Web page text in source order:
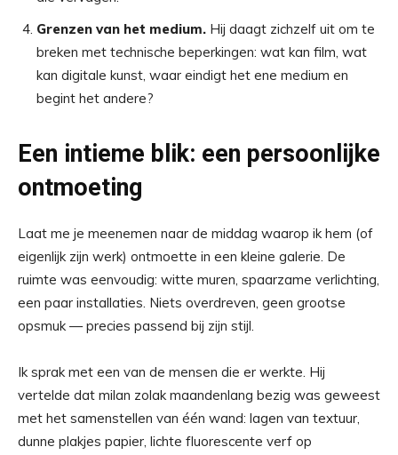
Grenzen van het medium. Hij daagt zichzelf uit om te
breken met technische beperkingen: wat kan film, wat
kan digitale kunst, waar eindigt het ene medium en
begint het andere?
Een intieme blik: een persoonlijke
ontmoeting
Laat me je meenemen naar de middag waarop ik hem (of
eigenlijk zijn werk) ontmoette in een kleine galerie. De
ruimte was eenvoudig: witte muren, spaarzame verlichting,
een paar installaties. Niets overdreven, geen grootse
opsmuk — precies passend bij zijn stijl.
Ik sprak met een van de mensen die er werkte. Hij
vertelde dat milan zolak maandenlang bezig was geweest
met het samenstellen van één wand: lagen van textuur,
dunne plakjes papier, lichte fluorescente verf op